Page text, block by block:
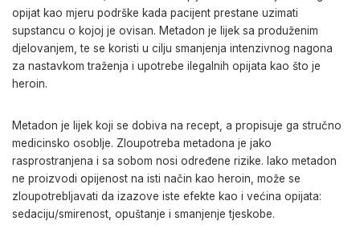
opijat kao mjeru podrške kada pacijent prestane uzimati
supstancu o kojoj je ovisan. Metadon je lijek sa produženim
djelovanjem, te se koristi u cilju smanjenja intenzivnog nagona
za nastavkom traženja i upotrebe ilegalnih opijata kao što je
heroin.
Metadon je lijek koji se dobiva na recept, a propisuje ga stručno
medicinsko osoblje. Zloupotreba metadona je jako
rasprostranjena i sa sobom nosi određene rizike. Iako metadon
ne proizvodi opijenost na isti način kao heroin, može se
zloupotrebljavati da izazove iste efekte kao i većina opijata:
sedaciju/smirenost, opuštanje i smanjenje tjeskobe.